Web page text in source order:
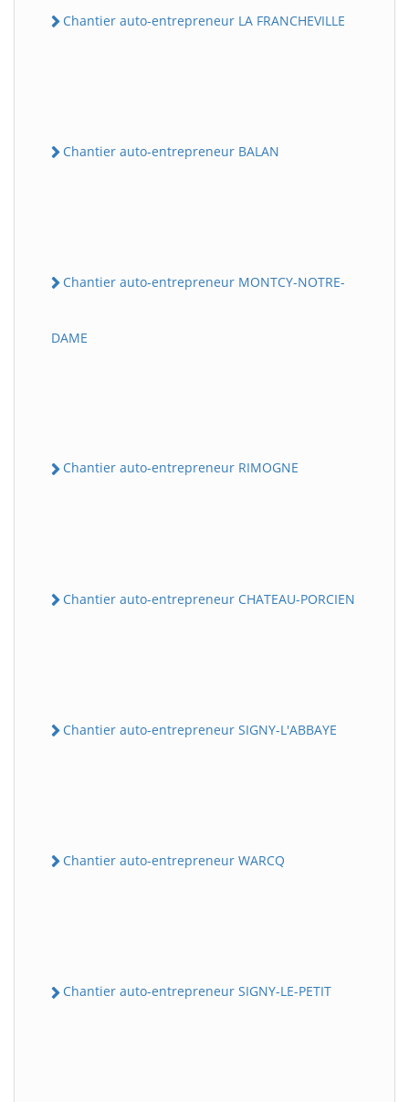
Chantier auto-entrepreneur LA FRANCHEVILLE
Chantier auto-entrepreneur BALAN
Chantier auto-entrepreneur MONTCY-NOTRE-
DAME
Chantier auto-entrepreneur RIMOGNE
Chantier auto-entrepreneur CHATEAU-PORCIEN
Chantier auto-entrepreneur SIGNY-L'ABBAYE
Chantier auto-entrepreneur WARCQ
Chantier auto-entrepreneur SIGNY-LE-PETIT